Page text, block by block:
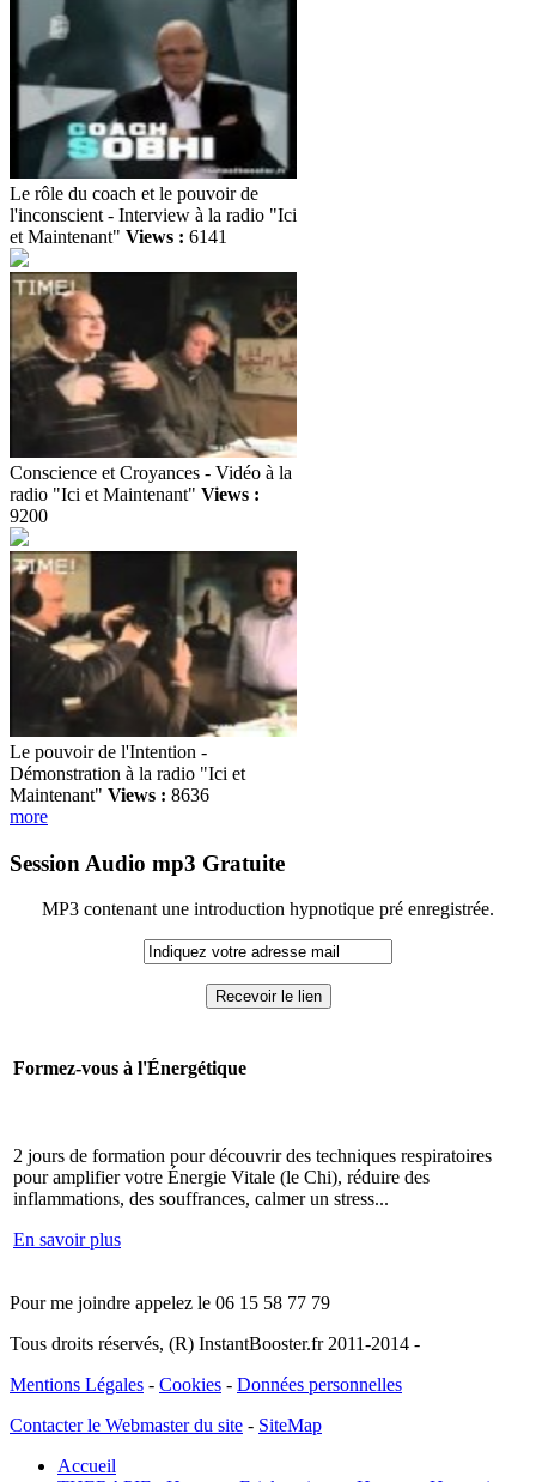
Le rôle du coach et le pouvoir de
l'inconscient - Interview à la radio "Ici
et Maintenant" Views : 6141
Conscience et Croyances - Vidéo à la
radio "Ici et Maintenant" Views :
9200
Le pouvoir de l'Intention -
Démonstration à la radio "Ici et
Maintenant" Views : 8636
more
Session Audio mp3 Gratuite
MP3 contenant une introduction hypnotique pré enregistrée.
Formez-vous à l'Énergétique
2 jours de formation pour découvrir des techniques respiratoires
pour amplifier votre Énergie Vitale (le Chi), réduire des
inflammations, des souffrances, calmer un stress...
En savoir plus
Pour me joindre appelez le 06 15 58 77 79
Tous droits réservés, (R) InstantBooster.fr 2011-2014 -
Mentions Légales - Cookies - Données personnelles
Contacter le Webmaster du site - SiteMap
Accueil